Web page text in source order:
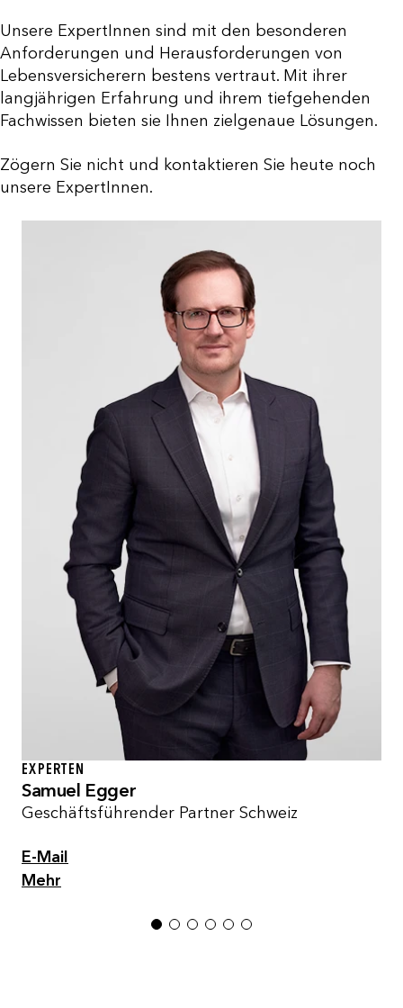
Unsere ExpertInnen sind mit den besonderen
Anforderungen und Herausforderungen von
Lebensversicherern bestens vertraut. Mit ihrer
langjährigen Erfahrung und ihrem tiefgehenden
Fachwissen bieten sie Ihnen zielgenaue Lösungen.
Zögern Sie nicht und kontaktieren Sie heute noch
unsere ExpertInnen.
EXPERTEN
Samuel Egger
Geschäftsführender Partner Schweiz
E-Mail
Mehr
1 2 3 4 5 6